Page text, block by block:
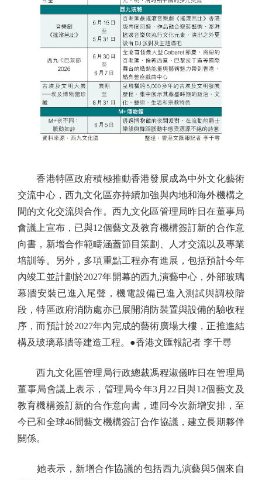
香港特區政府積極推動香港發展成為中外文化藝術
交流中心，西九文化區亦持續加強與內地和海外機構之
間的文化交流與合作。西九文化區管理局昨日在董事局
會議上宣布，已與12個藝文及教育機構簽訂新的合作意
向書，新增合作範疇涵蓋節目策劃、人才交流以及專業
培訓等。另外，多項重點工程亦有進展，包括預計今年
內竣工並計劃於2027年開幕的西九演藝中心，外部玻璃
幕牆安裝已進入尾聲，機電設備已進入測試與調校階
段，特區政府消防處亦已展開消防裝置與設備的驗收程
序，而預計於2027年內完成的藝術廣場大樓，正推進結
構及玻璃幕牆等建造工程。●香港文匯報記者 李千尋
西九文化區管理局行政總裁馮程淑儀昨日在管理局
董事局會議上表示，管理局今年3月22日與12個藝文及
教育機構簽訂新的合作意向書，連同今次新增安排，至
今已和全球46間藝文機構簽訂合作協議，建立長期夥伴
關係。
她表示，新增合作協議的包括西九演藝與5個來自